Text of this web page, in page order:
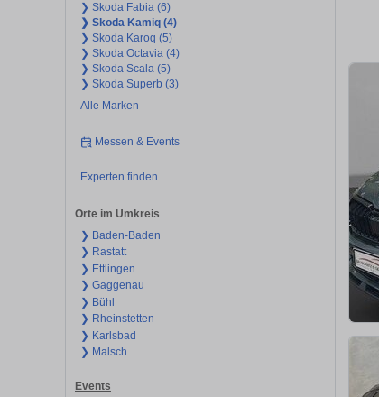
❯ Skoda Fabia (6)
❯ Skoda Kamiq (4)
❯ Skoda Karoq (5)
❯ Skoda Octavia (4)
❯ Skoda Scala (5)
❯ Skoda Superb (3)
Alle Marken
Messen & Events
Experten finden
Orte im Umkreis
❯ Baden-Baden
❯ Rastatt
❯ Ettlingen
❯ Gaggenau
❯ Bühl
❯ Rheinstetten
❯ Karlsbad
❯ Malsch
Events